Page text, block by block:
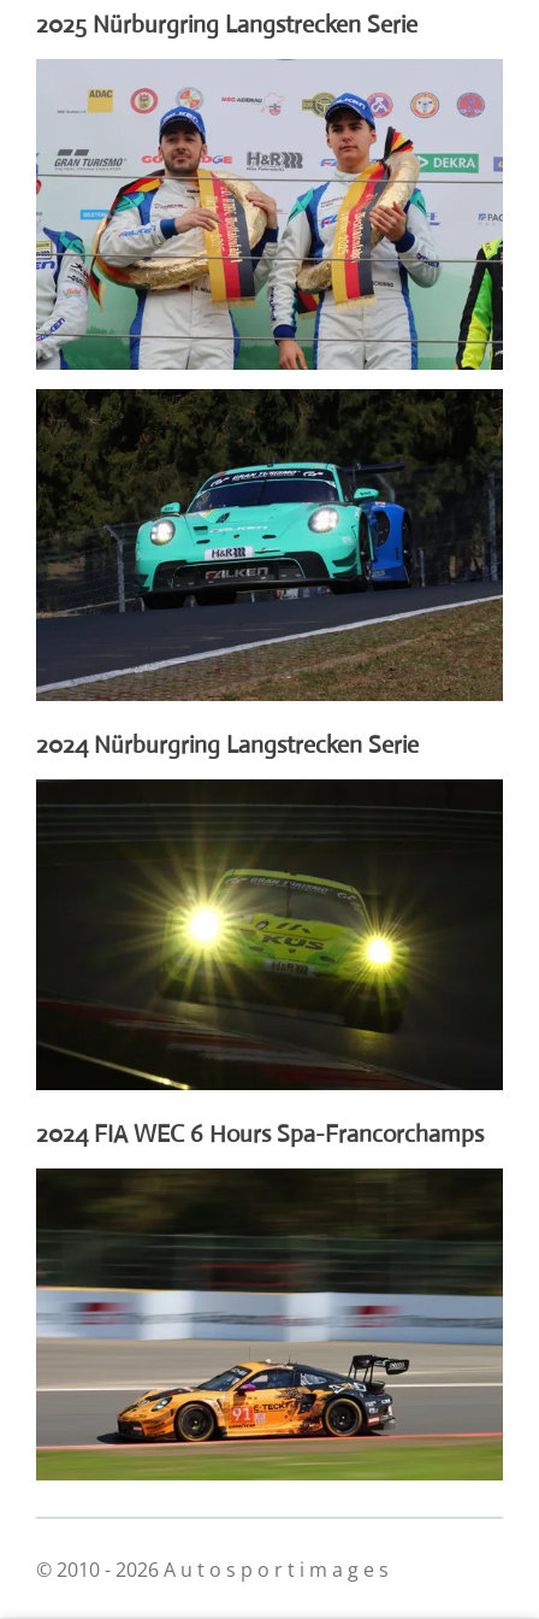
2025 Nürburgring Langstrecken Serie
2024 Nürburgring Langstrecken Serie
2024 FIA WEC 6 Hours Spa-Francorchamps
© 2010 - 2026 A u t o s p o r t i m a g e s